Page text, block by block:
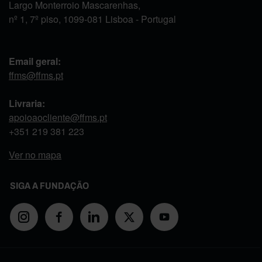
Largo Monterroio Mascarenhas,
nº 1, 7º piso, 1099-081 Lisboa - Portugal
Email geral:
ffms@ffms.pt
Livraria:
apoioaocliente@ffms.pt
+351 219 381 223
Ver no mapa
SIGA A FUNDAÇÃO